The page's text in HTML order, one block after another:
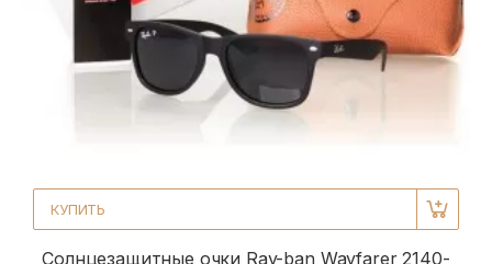
КУПИТЬ
Солнцезащитные очки Ray-ban Wayfarer 2140-